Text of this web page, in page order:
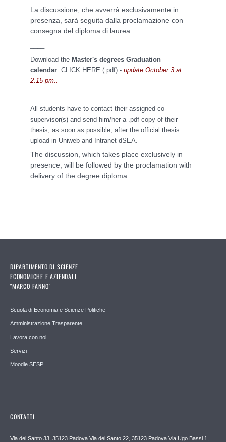
La discussione, che avverrà esclusivamente in
presenza, sarà seguita dalla proclamazione con
consegna del diploma di laurea.
Download the Master's degrees Graduation
calendar: CLICK HERE (.pdf) - update October 3 at
2.15 pm..
All students have to contact their assigned co-
supervisor(s) and send him/her a .pdf copy of their
thesis, as soon as possible, after the official thesis
upload in Uniweb and Intranet dSEA.
The discussion, which takes place exclusively in
presence, will be followed by the proclamation with
delivery of the degree diploma.
DIPARTIMENTO DI SCIENZE
ECONOMICHE E AZIENDALI
"MARCO FANNO"
Scuola di Economia e Scienze Politiche
Amministrazione Trasparente
Lavora con noi
Servizi
Moodle SESP
CONTATTI
Via del Santo 33, 35123 Padova Via del Santo 22, 35123 Padova Via Ugo Bassi 1,